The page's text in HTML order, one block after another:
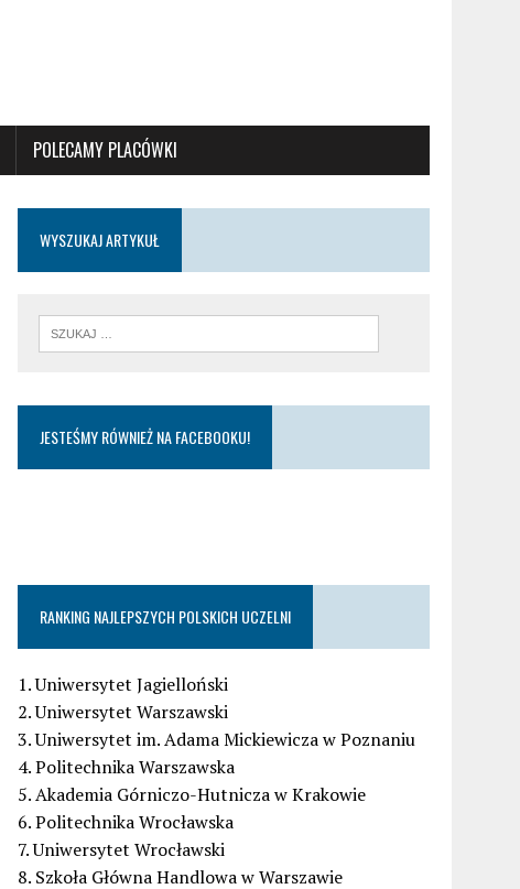
POLECAMY PLACÓWKI
WYSZUKAJ ARTYKUŁ
JESTEŚMY RÓWNIEŻ NA FACEBOOKU!
RANKING NAJLEPSZYCH POLSKICH UCZELNI
1. Uniwersytet Jagielloński
2. Uniwersytet Warszawski
3. Uniwersytet im. Adama Mickiewicza w Poznaniu
4. Politechnika Warszawska
5. Akademia Górniczo-Hutnicza w Krakowie
6. Politechnika Wrocławska
7. Uniwersytet Wrocławski
8. Szkoła Główna Handlowa w Warszawie